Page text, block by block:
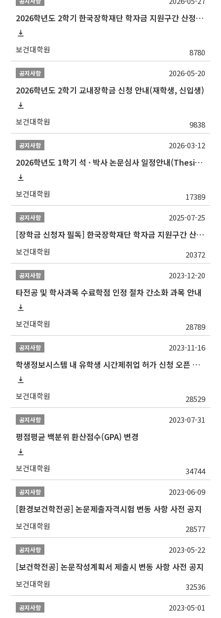
2026학년도 2학기 한국장학재단 학자금 지원구간 산정 신청 안내
보건대학원 8780
공지사항
2026학년도 2학기 교내장학금 신청 안내(재학생, 신입생)
보건대학원 9838
2026-05-20
공지사항
2026학년도 1학기 석 · 박사 논문심사 일정안내(Thesis Defense Schedules)
보건대학원 17389
2026-03-12
공지사항
[장학금 신청자 필독] 한국장학재단 학자금 지원구간 산정 권고
보건대학원 20372
2025-07-25
공지사항
타전공 및 학사과목 수료학점 인정 절차 간소화 과목 안내
보건대학원 28789
2023-12-20
공지사항
학생정보시스템 내 유학생 시간제취업 허가 신청 오픈 안내
보건대학원 28529
2023-11-16
공지사항
평점평균 백분위 환산점수(GPA) 변경
보건대학원 34744
2023-07-31
공지사항
[환경보건학전공] 논문제출자격시험 변동 사항 사전 공지
보건대학원 28577
2023-06-09
공지사항
[보건학전공] 논문작성계획서 제출시 변동 사항 사전 공지
보건대학원 32536
2023-05-22
공지사항 2023-05-01